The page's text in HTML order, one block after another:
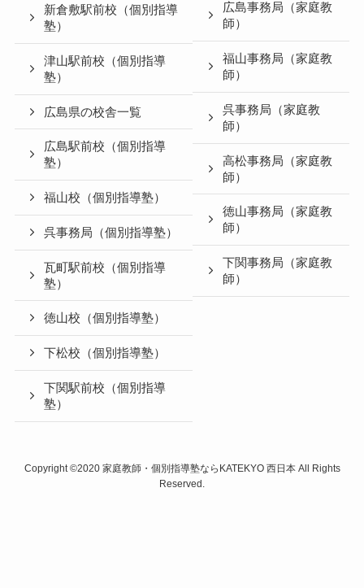
新倉敷駅前校（個別指導
塾）
津山駅前校（個別指導
塾）
広島県の校舎一覧
広島駅前校（個別指導
塾）
福山校（個別指導塾）
呉事務局（個別指導塾）
瓦町駅前校（個別指導
塾）
徳山校（個別指導塾）
下松校（個別指導塾）
下関駅前校（個別指導
塾）
広島事務局（家庭教
師）
福山事務局（家庭教
師）
呉事務局（家庭教
師）
高松事務局（家庭教
師）
徳山事務局（家庭教
師）
下関事務局（家庭教
師）
Copyright ©2020 家庭教師・個別指導塾ならKATEKYO 西日本 All Rights
Reserved.